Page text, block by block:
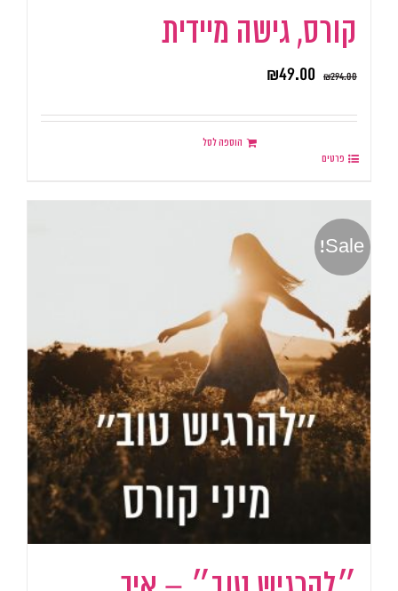
קורס, גישה מיידית
₪294.00
₪49.00
הוספה לסל
פרטים
Sale!